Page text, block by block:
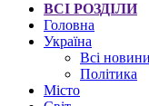
ВСІ РОЗДІЛИ
Головна
Україна
Всі
Політика
Місто